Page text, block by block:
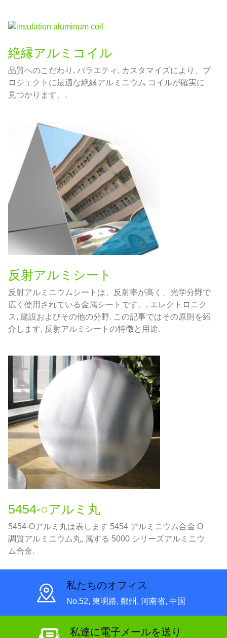
絶縁アルミコイル
品質へのこだわり, バラエティ, カスタマイズにより、プ
ロジェクトに最適な絶縁アルミニウム コイルが確実に
見つかります。.
反射アルミシート
反射アルミニウムシートは、反射率が高く、光学分野で
広く使用されている金属シートです。, エレクトロニク
ス, 建設およびその他の分野. この記事ではその原則を紹
介します, 反射アルミシートの特徴と用途.
5454-○アルミ丸
5454-Oアルミ丸は表します 5454 アルミニウム合金 O
調質アルミニウム丸, 属する 5000 シリーズアルミニウ
ム合金.
私たちのオフィス
No.52, 東明路, 鄭州, 河南省, 中国
私達に電子メールを送り